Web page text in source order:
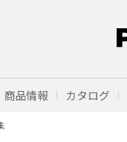
商品情報 カタログ